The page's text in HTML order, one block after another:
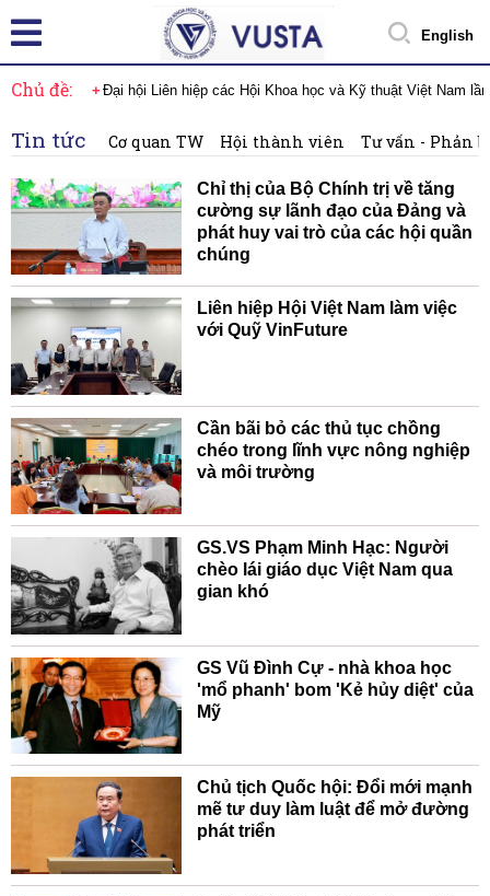
English
Chủ đề: Đại hội Liên hiệp các Hội Khoa học và Kỹ thuật Việt Nam
Tin tức Cơ quan TW Hội thành viên Tư vấn - Phản
Chỉ thị của Bộ Chính trị về tăng
cường sự lãnh đạo của Đảng và
phát huy vai trò của các hội quần
chúng
Liên hiệp Hội Việt Nam làm việc
với Quỹ VinFuture
Cần bãi bỏ các thủ tục chồng
chéo trong lĩnh vực nông nghiệp
và môi trường
GS.VS Phạm Minh Hạc: Người
chèo lái giáo dục Việt Nam qua
gian khó
GS Vũ Đình Cự - nhà khoa học
'mổ phanh' bom 'Kẻ hủy diệt' của
Mỹ
Chủ tịch Quốc hội: Đổi mới mạnh
mẽ tư duy làm luật để mở đường
phát triển